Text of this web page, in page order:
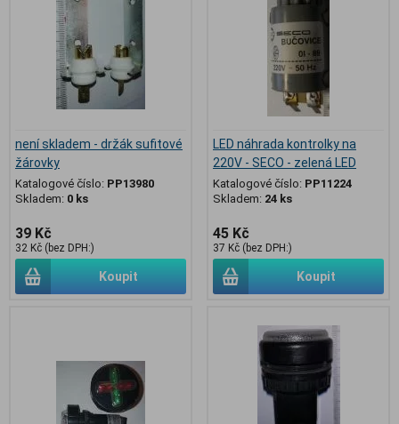
není skladem - držák sufitové
žárovky
Katalogové číslo: PP13980
Skladem: 0 ks
39 Kč
32 Kč (bez DPH:)
Koupit
LED náhrada kontrolky na
220V - SECO - zelená LED
Katalogové číslo: PP11224
Skladem: 24 ks
45 Kč
37 Kč (bez DPH:)
Koupit